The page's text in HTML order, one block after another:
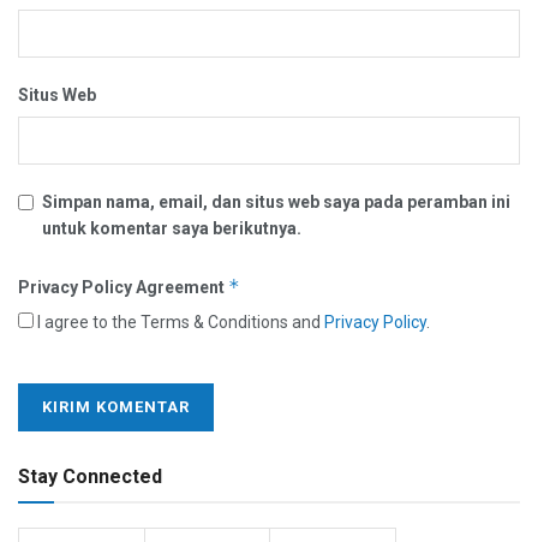
Situs Web
Simpan nama, email, dan situs web saya pada peramban ini
untuk komentar saya berikutnya.
Privacy Policy Agreement *
I agree to the Terms & Conditions and Privacy Policy.
Stay Connected